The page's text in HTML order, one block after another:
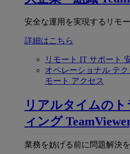
安全な運用を実現するリモー
詳細はこちら
リモート IT サポート
オペレーショナル テ
モート アクセス
リアルタイムの
ィング
業務を妨げる前に問題解決を